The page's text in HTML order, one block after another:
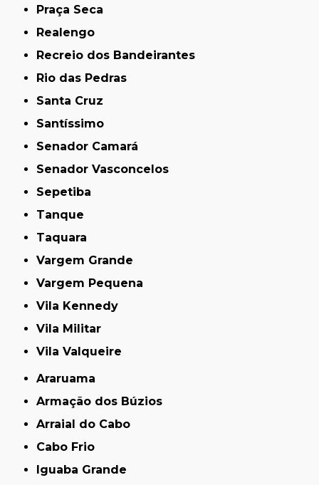
Praça Seca
Realengo
Recreio dos Bandeirantes
Rio das Pedras
Santa Cruz
Santíssimo
Senador Camará
Senador Vasconcelos
Sepetiba
Tanque
Taquara
Vargem Grande
Vargem Pequena
Vila Kennedy
Vila Militar
Vila Valqueire
Araruama
Armação dos Búzios
Arraial do Cabo
Cabo Frio
Iguaba Grande